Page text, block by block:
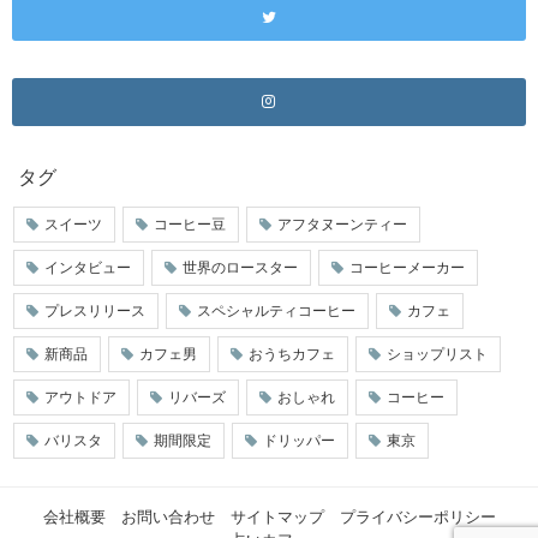
タグ
スイーツ コーヒー豆 アフタヌーンティー
インタビュー 世界のロースター コーヒーメーカー
プレスリリース スペシャルティコーヒー カフェ
新商品 カフェ男 おうちカフェ ショップリスト
アウトドア リバーズ おしゃれ コーヒー
バリスタ 期間限定 ドリッパー 東京
会社概要 お問い合わせ サイトマップ
プライバシーポリシー